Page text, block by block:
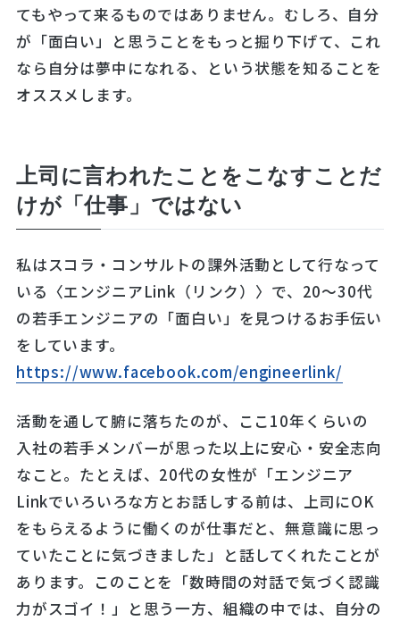
てもやって来るものではありません。むしろ、自分
が「面白い」と思うことをもっと掘り下げて、これ
なら自分は夢中になれる、という状態を知ることを
オススメします。
上司に言われたことをこなすことだ
けが「仕事」ではない
私はスコラ・コンサルトの課外活動として行なって
いる〈エンジニアLink（リンク）〉で、20～30代
の若手エンジニアの「面白い」を見つけるお手伝い
をしています。
https://www.facebook.com/engineerlink/
活動を通して腑に落ちたのが、ここ10年くらいの
入社の若手メンバーが思った以上に安心・安全志向
なこと。たとえば、20代の女性が「エンジニア
Linkでいろいろな方とお話しする前は、上司にOK
をもらえるように働くのが仕事だと、無意識に思っ
ていたことに気づきました」と話してくれたことが
あります。このことを「数時間の対話で気づく認識
力がスゴイ！」と思う一方、組織の中では、自分の